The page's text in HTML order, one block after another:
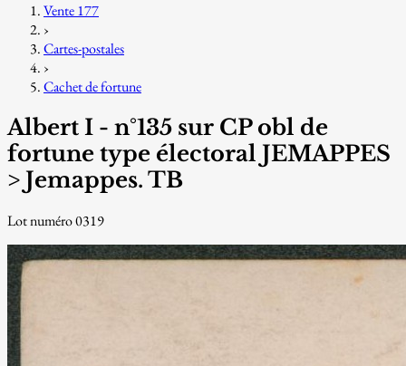
Vente 177
›
Cartes-postales
›
Cachet de fortune
Albert I - n°135 sur CP obl de
fortune type électoral JEMAPPES
> Jemappes. TB
Lot numéro 0319